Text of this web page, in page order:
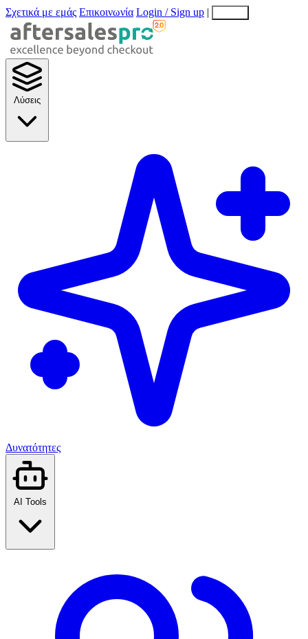
Σχετικά με εμάς Επικοινωνία Login / Sign up |
Λύσεις
Δυνατότητες
AI Tools